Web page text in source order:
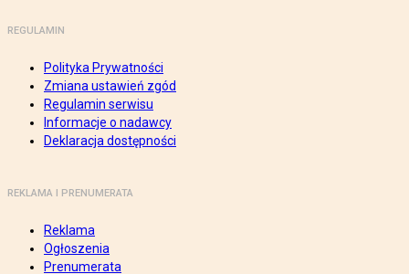
REGULAMIN
Polityka Prywatności
Zmiana ustawień zgód
Regulamin serwisu
Informacje o nadawcy
Deklaracja dostępności
REKLAMA I PRENUMERATA
Reklama
Ogłoszenia
Prenumerata